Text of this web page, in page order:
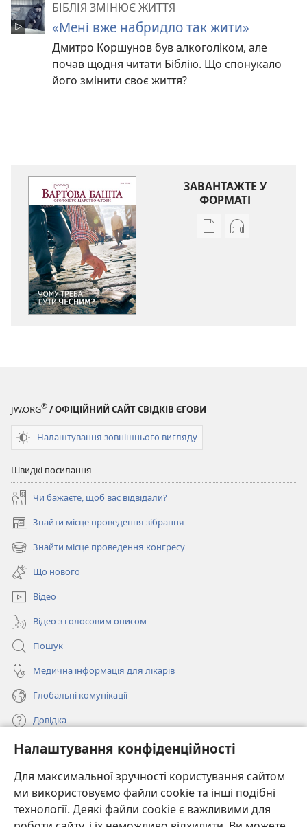
Налаштування конфіденційності
Для максимальної зручності користування сайтом
ми використовуємо файли cookie та інші подібні
технології. Деякі файли cookie є важливими для
БІБЛІЯ ЗМІНЮЄ ЖИТТЯ
«Мені вже набридло так жити»
Дмитро Коршунов був алкоголіком, але
почав щодня читати Біблію. Що спонукало
його змінити своє життя?
ЗАВАНТАЖТЕ У
ФОРМАТІ
ПараметриПараметри
JW.ORG® / ОФІЦІЙНИЙ САЙТ СВІДКІВ ЄГОВИ
Налаштування зовнішнього вигляду
Швидкі посилання
Чи бажаєте, щоб вас відвідали?
Знайти місце проведення зібрання
(відкривається
у
новому
вікні)
Знайти місце проведення конгресу
(відкривається
новому
вікні)
Що нового
Відео
Відео з голосовим описом
Пошук
Медична інформація для лікарів
Глобальні комунікації
Довідка
Пожертви
(відкривається
у
новому
вікні)
ОНЛАЙН-БІБЛІОТЕКА Товариства «Вартова башта»™
(відкривається
у
JW Hub ®